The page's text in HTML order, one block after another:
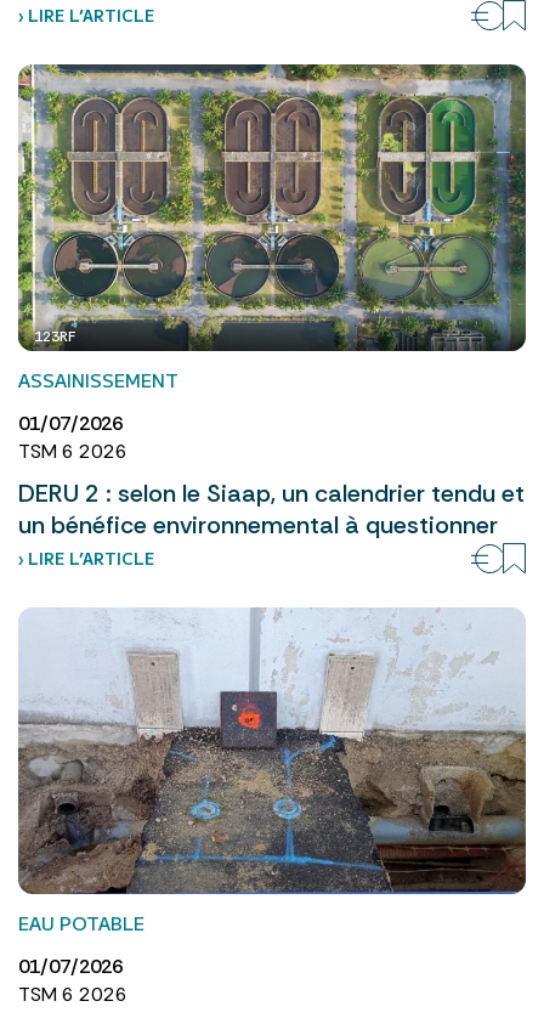
› LIRE L’ARTICLE
123RF
ASSAINISSEMENT
01/07/2026
TSM 6 2026
DERU 2 : selon le Siaap, un calendrier tendu et
un bénéfice environnemental à questionner
› LIRE L’ARTICLE
EAU POTABLE
01/07/2026
TSM 6 2026